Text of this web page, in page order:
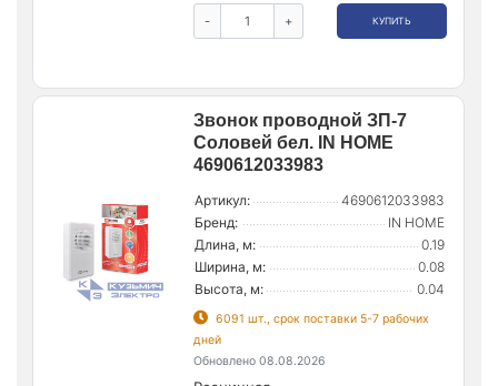
- + КУПИТЬ
Звонок проводной ЗП-7
Соловей бел. IN HOME
4690612033983
Артикул:
4690612033983
Бренд:
IN HOME
Длина, м:
0.19
Ширина, м:
0.08
Высота, м:
0.04
6091 шт., срок поставки 5-7 рабочих
дней
Обновлено 08.08.2026